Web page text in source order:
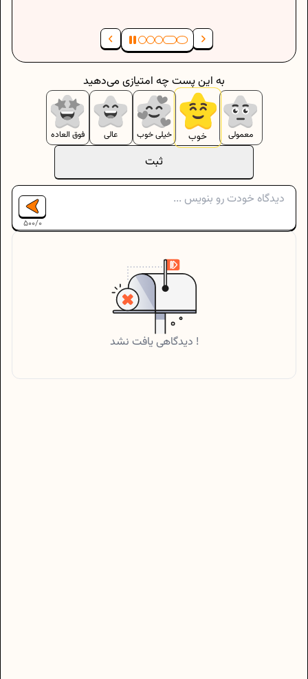
ثبت
معمولی خوب خیلی خوب عالی فوق العاده
به این پست چه امتیازی می‌دهید
500/0
دیدگاهی یافت نشد !